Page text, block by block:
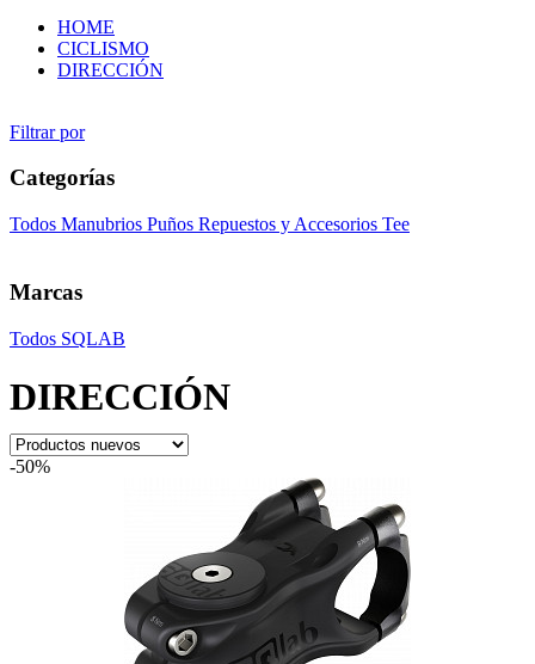
HOME
CICLISMO
DIRECCIÓN
Filtrar por
Categorías
Todos Manubrios Puños Repuestos y Accesorios Tee
Marcas
Todos SQLAB
DIRECCIÓN
-50%